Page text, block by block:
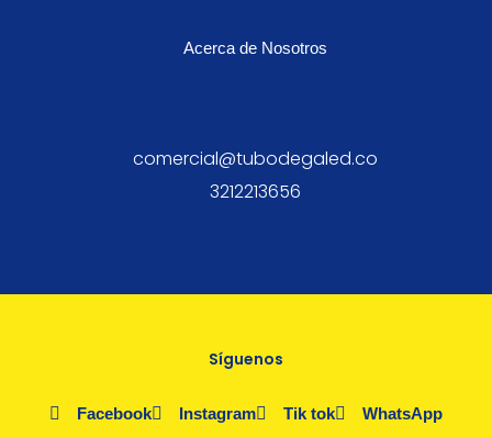
Acerca de Nosotros
comercial@tubodegaled.co
3212213656
Síguenos
Facebook Instagram Tik tok WhatsApp